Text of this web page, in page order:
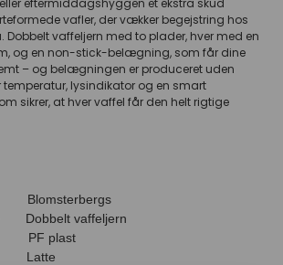
vafler, der vækker begejstring hos
Dobbelt vaffeljern med to plader, hver med en
og en non-stick-belægning, som får dine
– og belægningen er produceret uden
temperatur, lysindikator og en smart
sikrer, at hver vaffel får den helt rigtige
Dobbelt vaffeljern
PF plast